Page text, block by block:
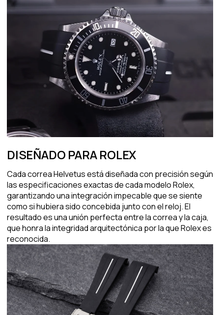
DISEÑADO PARA ROLEX
Cada correa Helvetus está diseñada con precisión según
las especificaciones exactas de cada modelo Rolex,
garantizando una integración impecable que se siente
como si hubiera sido concebida junto con el reloj. El
resultado es una unión perfecta entre la correa y la caja,
que honra la integridad arquitectónica por la que Rolex es
reconocida.